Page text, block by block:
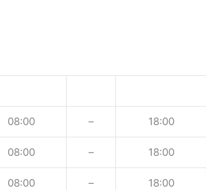
08:00 – 18:00
08:00 – 18:00
08:00 – 18:00